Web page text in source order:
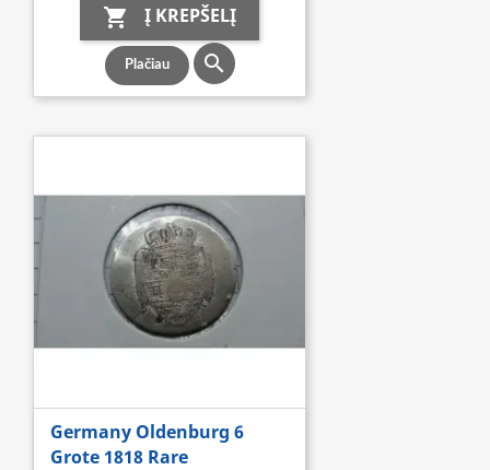
 Į KREPŠELĮ
Plačiau 
Germany Oldenburg 6
Grote 1818 Rare